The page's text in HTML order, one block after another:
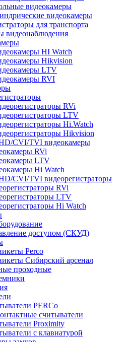
видеокамеры
видеокамеры
для транспорта
видеонаблюдения
HI Watch
Hikvision
LTV
RVI
RVi
LTV
Hi.Watch
Hikvision
CVI/TVI видеокамеры
RVi
LTV
Hi Watch
CVI/TVI видеорегистраторы
RVi
LTV
Hi Watch
доступом (СКУД)
Perco
Сибирский арсенал
проходные
PERCo
считыватели
Proximity
с клавиатурой